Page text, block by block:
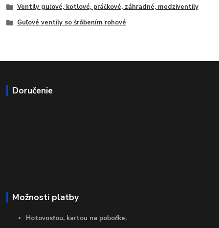
Ventily guľové, kotlové, práčkové, záhradné, medziventily
Guľové ventily so šróbením rohové
Doručenie
Možnosti platby
Hotovosťou, kartou na pobočke: